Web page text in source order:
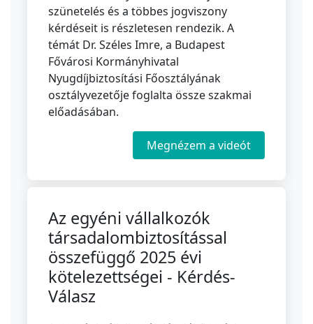
szünetelés és a többes jogviszony
kérdéseit is részletesen rendezik. A
témát Dr. Széles Imre, a Budapest
Fővárosi Kormányhivatal
Nyugdíjbiztosítási Főosztályának
osztályvezetője foglalta össze szakmai
előadásában.
Megnézem a videót
Az egyéni vállalkozók
társadalombiztosítással
összefüggő 2025 évi
kötelezettségei - Kérdés-
Válasz